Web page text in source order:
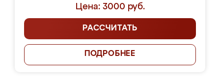
Цена: 3000 руб.
РАССЧИТАТЬ
ПОДРОБНЕЕ